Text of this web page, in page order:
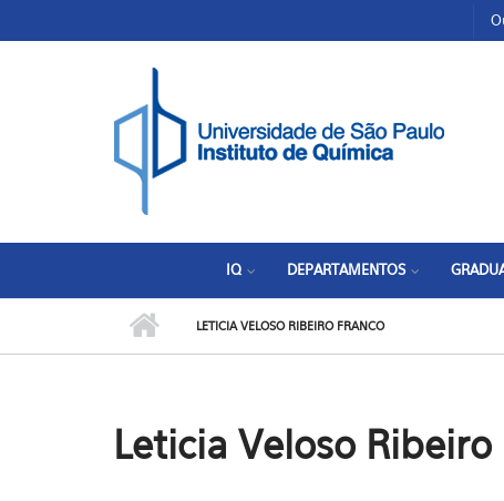
IQ DEPARTAMENTOS
LETICIA VELOSO RIBEIRO FRANCO
Leticia Veloso Ribeiro